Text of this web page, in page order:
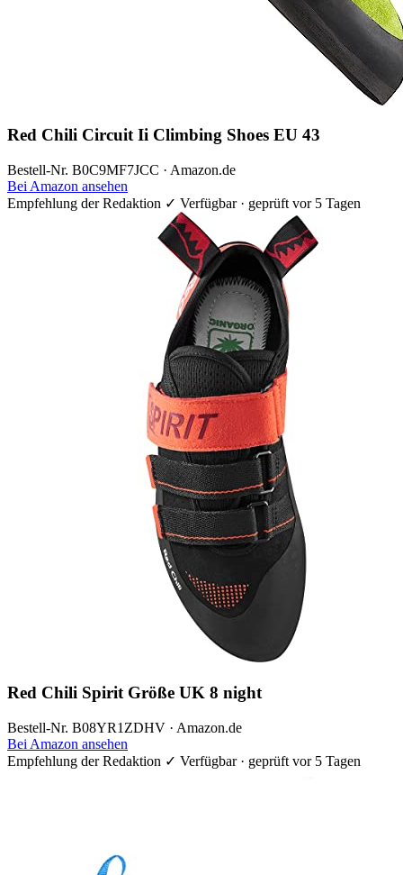
Red Chili Circuit Ii Climbing Shoes EU 43
Bestell-Nr. B0C9MF7JCC · Amazon.de
Bei Amazon ansehen
Empfehlung der Redaktion ✓ Verfügbar · geprüft vor 5 Tagen
Red Chili Spirit Größe UK 8 night
Bestell-Nr. B08YR1ZDHV · Amazon.de
Bei Amazon ansehen
Empfehlung der Redaktion ✓ Verfügbar · geprüft vor 5 Tagen